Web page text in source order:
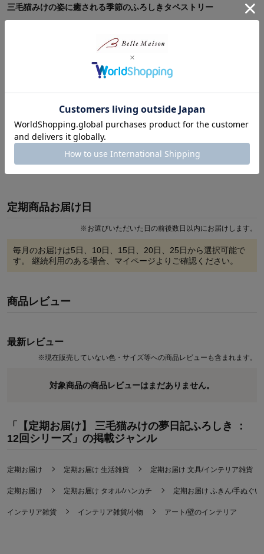
三毛猫みけの姿に癒される季節のふろしきタペストリー
●飾ったあとは、お弁当や小物を包んだり、サッとかぶせて目隠し
●しっかり丈夫で扱いやすい綿100％素材のシャンタン生地
季節の風物詩が色鮮やかに描かれたふろしきタペストリー。
お昼寝好きの三毛猫みけの寝姿に、ほっこり♪
飾って楽しんだあとは、風呂敷として便利に使えます。
12ヵ月、みけと一緒に季節の移ろいを楽しんでみませんか。
【定期お届け商品のご注文に際してのご案内】
続きを読む
定期商品お届け日
※ お選びいただいた日の前後数日以内にお届けします。
毎月のお届けは5日、10日、15日、20日、25日から選択可能で
す。 継続利用のある場合、マイページよりご確認ください。
商品レビュー
最新レビュー
※現在販売していない色・サイズ等への商品レビューも含まれます。
対象商品の商品レビューはまだありません。
「【定期お届け】 三毛猫みけの夢日記ふろしき ：
12回シリーズ」の掲載ジャンル
定期お届け 定期お届け 生活雑貨 定期お届け 文具/インテリア雑貨
定期お届け 定期お届け タオル/ハンカチ 定期お届け ふきん/手ぬぐい
インテリア雑貨 インテリア雑貨/小物 アート/壁のインテリア